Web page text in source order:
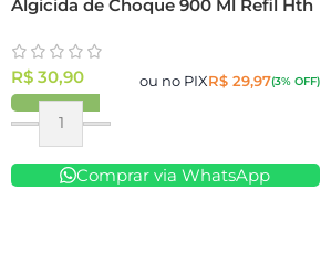
Algicida de Choque 900 Ml Refil Hth
R$ 30,90 ou no PIXR$29,97(3% OFF)
Comprar via WhatsApp